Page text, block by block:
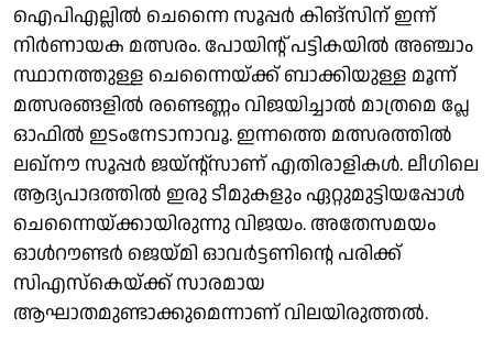
ഐപിഎല്ലില്‍ ചെന്നൈ സൂപ്പര്‍ കിങ്‌സിന് ഇന്ന്
നിര്‍ണായക മത്സരം. പോയിന്റ് പട്ടികയില്‍ അഞ്ചാം
സ്ഥാനത്തുള്ള ചെന്നൈയ്ക്ക് ബാക്കിയുള്ള മൂന്ന്
മത്സരങ്ങളില്‍ രണ്ടെണ്ണം വിജയിച്ചാല്‍ മാത്രമെ പ്ലേ
ഓഫില്‍ ഇടംനേടാനാവൂ. ഇന്നത്തെ മത്സരത്തില്‍
ലഖ്‌നൗ സൂപ്പര്‍ ജയ്ന്റ്‌സാണ് എതിരാളികള്‍. ലീഗിലെ
ആദ്യപാദത്തില്‍ ഇരു ടീമുകളും ഏറ്റുമുട്ടിയപ്പോള്‍
ചെന്നൈയ്ക്കായിരുന്നു വിജയം. അതേസമയം
ഓള്‍റൗണ്ടര്‍ ജെയ്മി ഓവര്‍ട്ടണിന്റെ പരിക്ക്
സിഎസ്കെയ്ക്ക് സാരമായ
ആഘാതമുണ്ടാക്കുമെന്നാണ് വിലയിരുത്തല്‍.